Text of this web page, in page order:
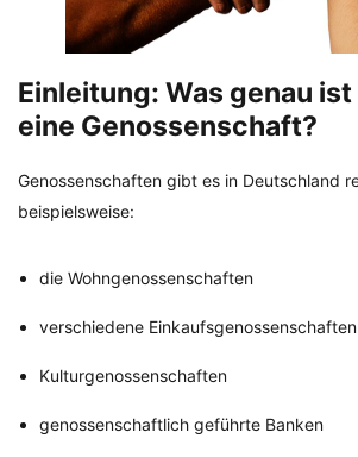
Einleitung: Was genau
eine Genossenschaft?
Genossenschaften gibt es in Deutschland
beispielsweise:
die Wohngenossenschaften
verschiedene Einkaufsgenossenschaften
Kulturgenossenschaften
genossenschaftlich geführte Banken